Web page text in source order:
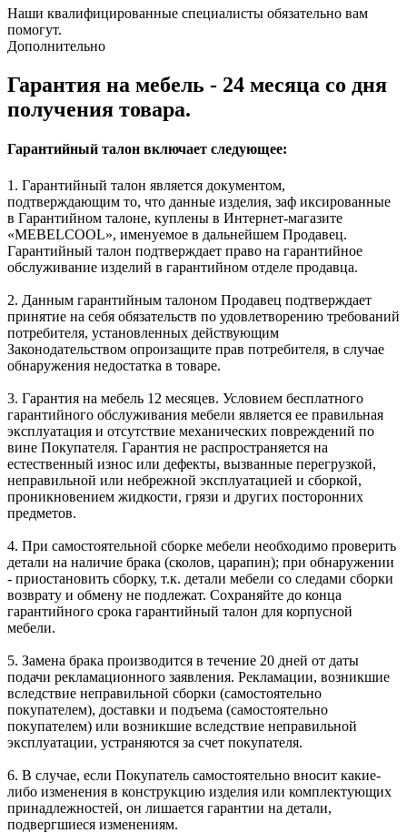
Наши квалифицированные специалисты обязательно вам
помогут.
Дополнительно
Гарантия на мебель - 24 месяца со дня
получения товара.
Гарантийный талон включает следующее:
1. Гарантийный талон является документом,
подтверждающим то, что данные изделия, заф иксированные
в Гарантийном талоне, куплены в Интернет-магазите
«MEBELCOOL», именуемое в дальнейшем Продавец.
Гарантийный талон подтверждает право на гарантийное
обслуживание изделий в гарантийном отделе продавца.
2. Данным гарантийным талоном Продавец подтверждает
принятие на себя обязательств по удовлетворению требований
потребителя, установленных действующим
Законодательством опроизащите прав потребителя, в случае
обнаружения недостатка в товаре.
3. Гарантия на мебель 12 месяцев. Условием бесплатного
гарантийного обслуживания мебели является ее правильная
эксплуатация и отсутствие механических повреждений по
вине Покупателя. Гарантия не распространяется на
естественный износ или дефекты, вызванные перегрузкой,
неправильной или небрежной эксплуатацией и сборкой,
проникновением жидкости, грязи и других посторонних
предметов.
4. При самостоятельной сборке мебели необходимо проверить
детали на наличие брака (сколов, царапин); при обнаружении
- приостановить сборку, т.к. детали мебели со следами сборки
возврату и обмену не подлежат. Сохраняйте до конца
гарантийного срока гарантийный талон для корпусной
мебели.
5. Замена брака производится в течение 20 дней от даты
подачи рекламационного заявления. Рекламации, возникшие
вследствие неправильной сборки (самостоятельно
покупателем), доставки и подъема (самостоятельно
покупателем) или возникшие вследствие неправильной
эксплуатации, устраняются за счет покупателя.
6. В случае, если Покупатель самостоятельно вносит какие-
либо изменения в конструкцию изделия или комплектующих
принадлежностей, он лишается гарантии на детали,
подвергшиеся изменениям.